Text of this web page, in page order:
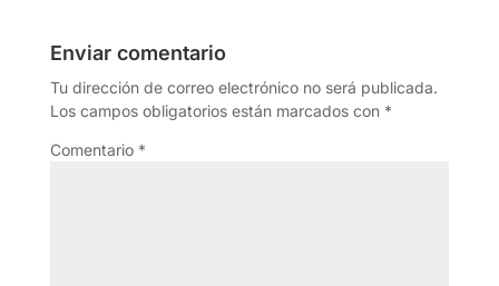
Enviar comentario
Tu dirección de correo electrónico no será publicada.
Los campos obligatorios están marcados con *
Comentario *